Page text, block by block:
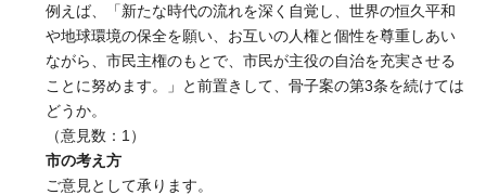
例えば、「新たな時代の流れを深く自覚し、世界の恒久平和
や地球環境の保全を願い、お互いの人権と個性を尊重しあい
ながら、市民主権のもとで、市民が主役の自治を充実させる
ことに努めます。」と前置きして、骨子案の第3条を続けては
どうか。
（意見数：1）
市の考え方
ご意見として承ります。